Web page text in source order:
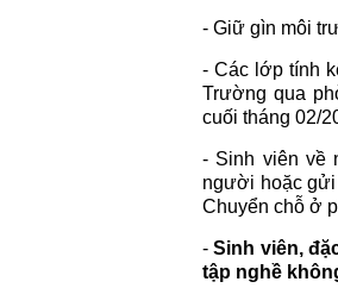
- Giữ gìn môi
- Các lớp tính
Trường qua
cuối tháng 02/
- Sinh viên về
người hoặc gửi
Chuyển chỗ ở
-Sinh viên,
tập nghề